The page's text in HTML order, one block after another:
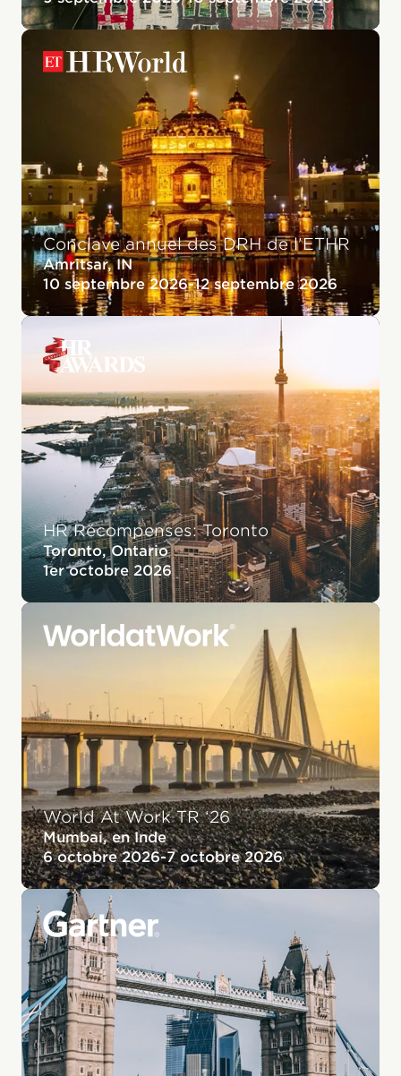
Conclave annuel des DRH de l'ETHR
Amritsar, IN
10 septembre 2026-12 septembre 2026
HR Récompenses: Toronto
Toronto, Ontario
1er octobre 2026
World At Work TR ‘26
Mumbai, en Inde
6 octobre 2026-7 octobre 2026